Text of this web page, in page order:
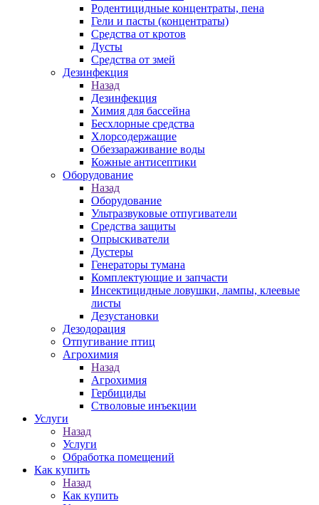
Родентицидные концентраты, пена
Гели и пасты (концентраты)
Средства от кротов
Дусты
Средства от змей
Дезинфекция
Назад
Дезинфекция
Химия для бассейна
Бесхлорные средства
Хлорсодержащие
Обеззараживание воды
Кожные антисептики
Оборудование
Назад
Оборудование
Ультразвуковые отпугиватели
Средства защиты
Опрыскиватели
Дустеры
Генераторы тумана
Комплектующие и запчасти
Инсектицидные ловушки, лампы, клеевые
листы
Дезустановки
Дезодорация
Отпугивание птиц
Агрохимия
Назад
Агрохимия
Гербициды
Стволовые инъекции
Услуги
Назад
Услуги
Обработка помещений
Как купить
Назад
Как купить